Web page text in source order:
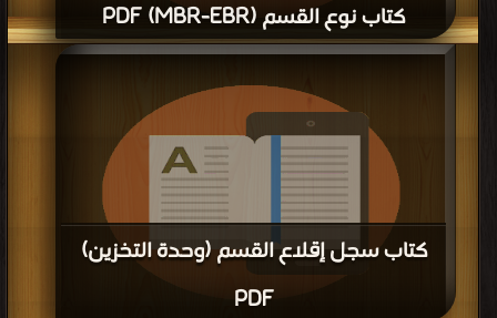
كتاب تعليم ويندوز XP PDF
قراءة و تحميل كتاب كتاب تعليم ويندوز XP PDF مجانا | مكتبة > كتب في مجانا
التحميل : مرة/مرات